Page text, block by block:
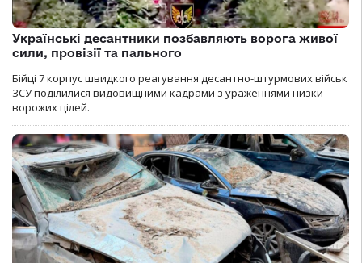
Українські десантники позбавляють ворога живої
сили, провізії та пального
Бійці 7 корпус швидкого реагування десантно-штурмових військ
ЗСУ поділилися видовищними кадрами з ураженнями низки
ворожих цілей.